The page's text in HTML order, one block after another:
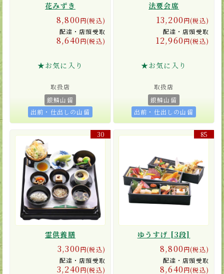
花みずき
8,800円(税込)
配達・店頭受取
8,640円(税込)
★お気に入り
取扱店
銀鱗山留
出前・仕出しの山留
法要会席
13,200円(税込)
配達・店頭受取
12,960円(税込)
★お気に入り
取扱店
銀鱗山留
出前・仕出しの山留
30
霊供養膳
3,300円(税込)
配達・店頭受取
3,240円(税込)
85
ゆうすげ [3段]
8,800円(税込)
配達・店頭受取
8,640円(税込)